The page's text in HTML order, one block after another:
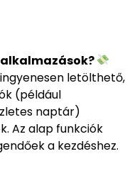
alkalmazások?
letölthető,
(például
naptár)
Az alap funkciók
a kezdéshez.